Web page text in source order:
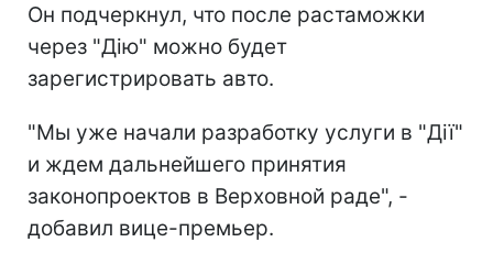
Он подчеркнул, что после растаможки
через "Дію" можно будет
зарегистрировать авто.
"Мы уже начали разработку услуги в "Дії"
и ждем дальнейшего принятия
законопроектов в Верховной раде", -
добавил вице-премьер.